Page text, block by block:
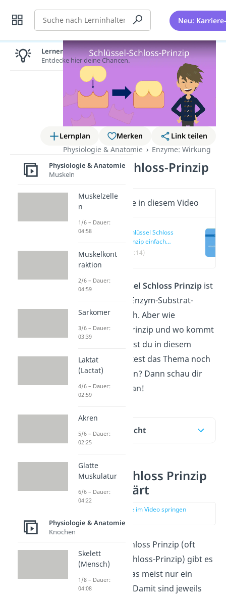
Suche Neu:
Lernplan Merken
Link teilen
Physiologie & Anatomie
Enzyme: Wirkung
Schlüssel-Schloss-Prinzip
Wichtige Inhalte in diesem Video
Schlüssel Schloss
Prinzip einfach
erklärt
(00:14)
Durch dasSchlüssel Schloss Prinzip ist
die Bildung eines Enzym-Substrat-
Komplexes möglich. Aber wie
funktioniert das Prinzip und wo kommt
es vor? Das erfährst du in diesem
Beitrag! Du möchtest das Thema noch
schneller verstehen? Dann schau dir
unser Video dazu an!
Inhaltsübersicht
Schlüssel Schloss Prinzip
einfach erklärt
zur Stelle im Video springen
Beim Schlüssel Schloss Prinzip (oft
auch: Schlüssel-Schloss-Prinzip) gibt es
ein „Schloss“, in das meist nur ein
„Schlüssel“ passt. Damit sind jeweils
Lernen lohnt sich!
Entdecke hier deine Chancen.
Physiologie & Anatomie
Muskeln
Muskelzelle
n
1/6 – Dauer:
04:58
Muskelkont
raktion
2/6 – Dauer:
04:59
Sarkomer
3/6 – Dauer:
03:39
Laktat
(Lactat)
4/6 – Dauer:
02:59
Akren
5/6 – Dauer:
02:25
Glatte
Muskulatur
6/6 – Dauer:
04:22
Physiologie & Anatomie
Knochen
Skelett
(Mensch)
1/8 – Dauer:
04:08